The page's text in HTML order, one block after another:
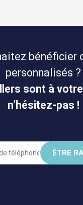
bénéficier
personnalisés ?
sont à
n’hésitez-pas !